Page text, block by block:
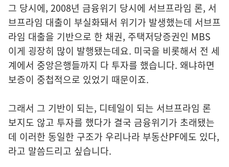
그 당시에, 2008년 금융위기 당시에 서브프라임 론, 서
브프라임 대출이 부실화돼서 위기가 발생했는데 서브프
라임 대출을 기반으로 한 채권, 주택저당증권인 MBS
이게 굉장히 많이 발행됐는데요. 미국을 비롯해서 전 세
계에서 중앙은행들까지 다 투자를 했습니다. 왜냐하면
보증이 중첩적으로 있었기 때문이죠.
그래서 그 기반이 되는, 디테일이 되는 서브프라임 론
보지도 않고 투자를 했다가 결국 금융위기가 초래됐는
데 이러한 동일한 구조가 우리나라 부동산PF에도 있다,
라고 말씀드리고 싶습니다.